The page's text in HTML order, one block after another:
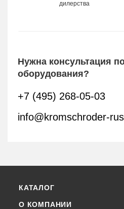
дилерства
Нужна консультация
оборудования?
+7 (495) 268-05-03
info@kromschroder-
КАТАЛОГ
О КОМПАНИИ